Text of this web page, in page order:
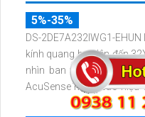
5%-35%
DS-2DE7A232IWG1-
kính quang học lên đến
nhìn ban đêm bằng
AcuSense nâng cao hiệu
lấy nét cao nhờ công nghệ